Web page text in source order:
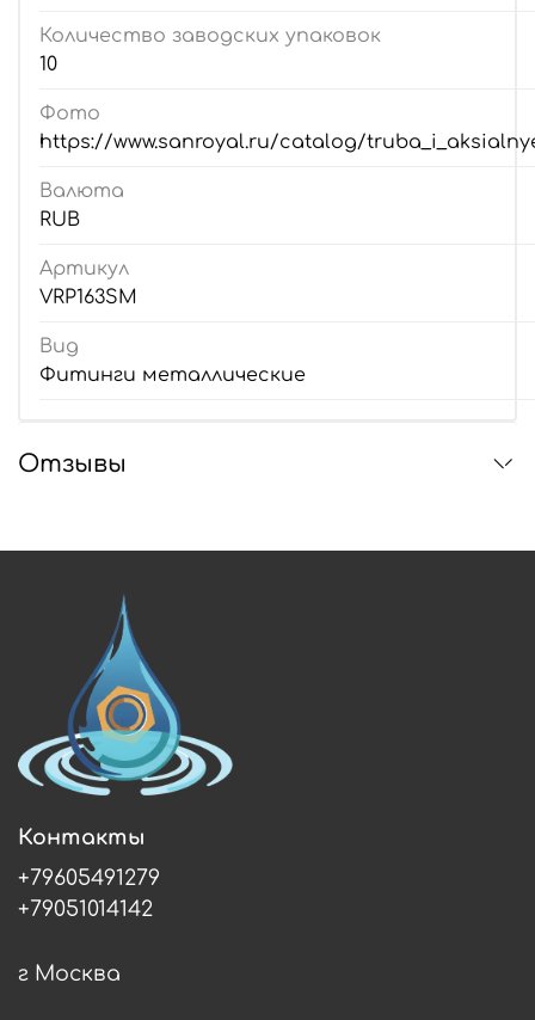
Количество заводских упаковок
10
Фото
https://www.sanroyal.ru/catalog/
Валюта
RUB
Артикул
VRP163SM
Вид
Фитинги металлические
Отзывы
Контакты
+79605491279
+79051014142
г Москва